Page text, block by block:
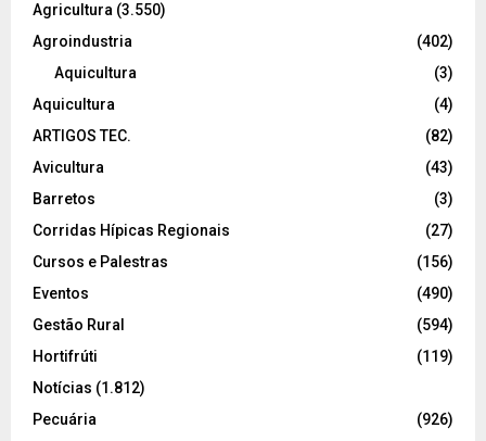
Agricultura (3.550)
Agroindustria
(402)
Aquicultura
(3)
Aquicultura
(4)
ARTIGOS TEC.
(82)
Avicultura
(43)
Barretos
(3)
Corridas Hípicas Regionais
(27)
Cursos e Palestras
(156)
Eventos
(490)
Gestão Rural
(594)
Hortifrúti
(119)
Notícias (1.812)
Pecuária
(926)